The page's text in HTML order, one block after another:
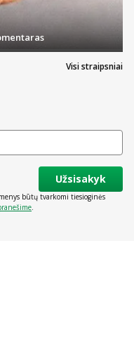
Visi straipsniai
Užsisakyk
būtų tvarkomi tiesioginės
.